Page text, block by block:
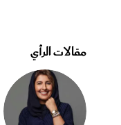
مقالات الرأي